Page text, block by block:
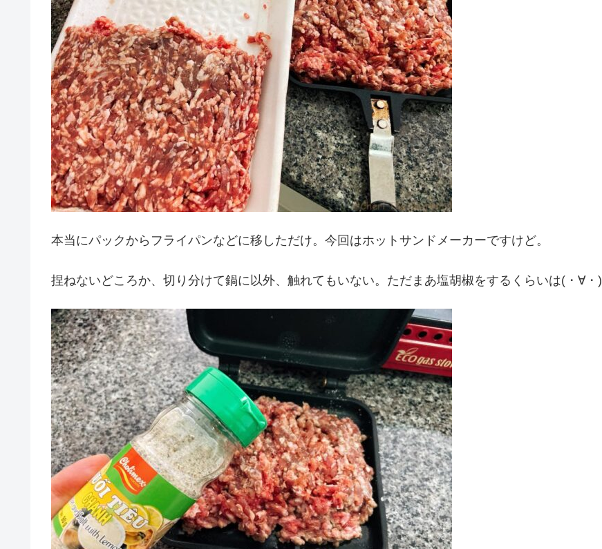
本当にパックからフライパンなどに移しただけ。今回はホットサンドメーカーですけど。
捏ねないどころか、切り分けて鍋に以外、触れてもいない。ただまあ塩胡椒をするくらいは(・∀・)